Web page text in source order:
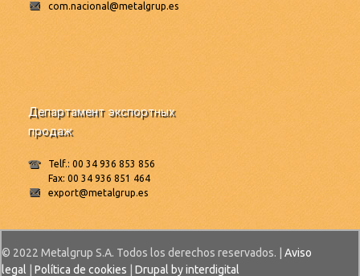
com.nacional@metalgrup.es
Департамент экспортных
продаж
Telf.: 00 34 936 853 856
Fax: 00 34 936 851 464
export@metalgrup.es
© 2022 Metalgrup S.A. Todos los derechos reservados. | Aviso
legal
Política de cookies Drupal by interdigital